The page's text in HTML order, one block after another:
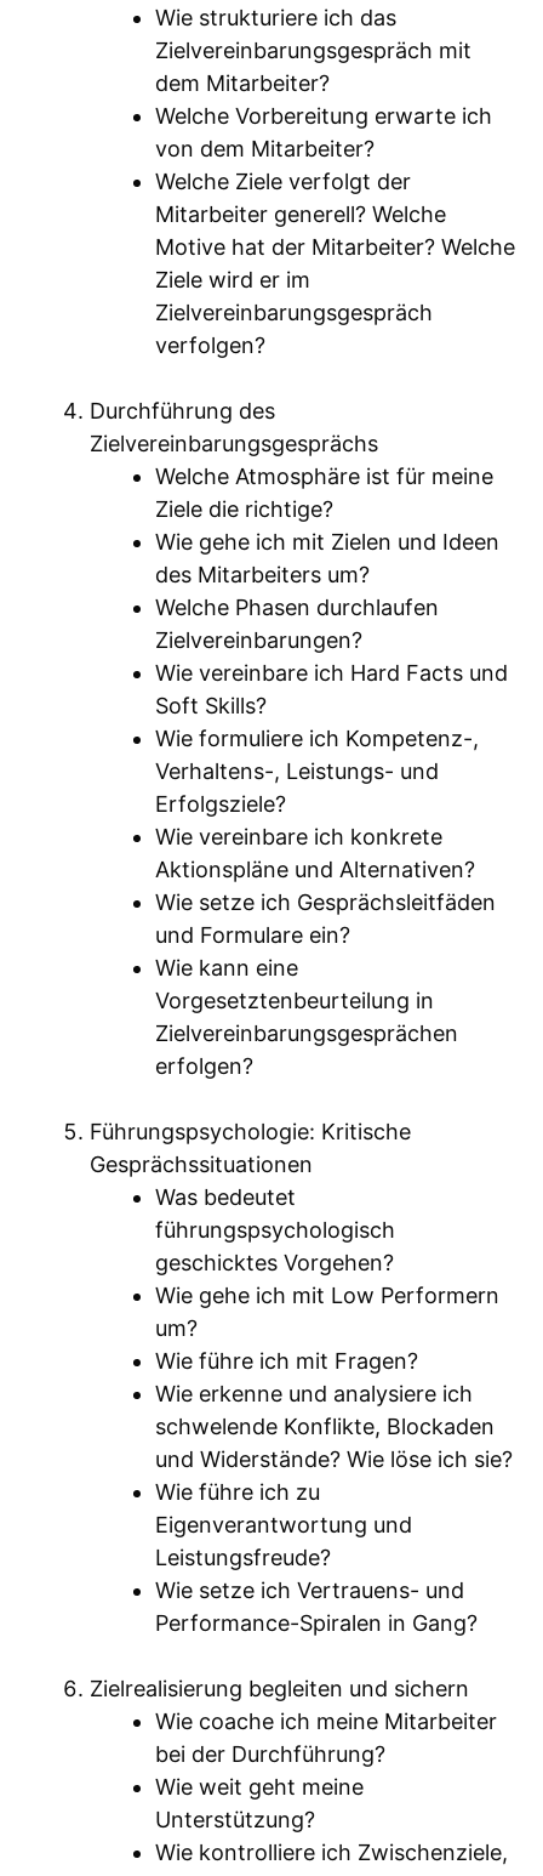
Wie strukturiere ich das
Zielvereinbarungsgespräch mit
dem Mitarbeiter?
Welche Vorbereitung erwarte ich
von dem Mitarbeiter?
Welche Ziele verfolgt der
Mitarbeiter generell? Welche
Motive hat der Mitarbeiter? Welche
Ziele wird er im
Zielvereinbarungsgespräch
verfolgen?
Durchführung des
Zielvereinbarungsgesprächs
Welche Atmosphäre ist für meine
Ziele die richtige?
Wie gehe ich mit Zielen und Ideen
des Mitarbeiters um?
Welche Phasen durchlaufen
Zielvereinbarungen?
Wie vereinbare ich Hard Facts und
Soft Skills?
Wie formuliere ich Kompetenz-,
Verhaltens-, Leistungs- und
Erfolgsziele?
Wie vereinbare ich konkrete
Aktionspläne und Alternativen?
Wie setze ich Gesprächsleitfäden
und Formulare ein?
Wie kann eine
Vorgesetztenbeurteilung in
Zielvereinbarungsgesprächen
erfolgen?
Führungspsychologie: Kritische
Gesprächssituationen
Was bedeutet
führungspsychologisch
geschicktes Vorgehen?
Wie gehe ich mit Low Performern
um?
Wie führe ich mit Fragen?
Wie erkenne und analysiere ich
schwelende Konflikte, Blockaden
und Widerstände? Wie löse ich sie?
Wie führe ich zu
Eigenverantwortung und
Leistungsfreude?
Wie setze ich Vertrauens- und
Performance-Spiralen in Gang?
Zielrealisierung begleiten und sichern
Wie coache ich meine Mitarbeiter
bei der Durchführung?
Wie weit geht meine
Unterstützung?
Wie kontrolliere ich Zwischenziele,